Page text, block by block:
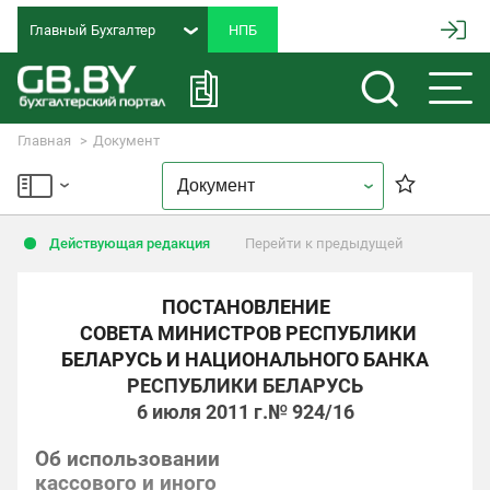
Главный Бухгалтер
Главная Документ
Действующая редакция Перейти к предыдущей
ПОСТАНОВЛЕНИЕ
СОВЕТА МИНИСТРОВ РЕСПУБЛИКИ
БЕЛАРУСЬ И НАЦИОНАЛЬНОГО БАНКА
РЕСПУБЛИКИ БЕЛАРУСЬ
6 июля 2011 г.№ 924/16
Об использовании
кассового и иного